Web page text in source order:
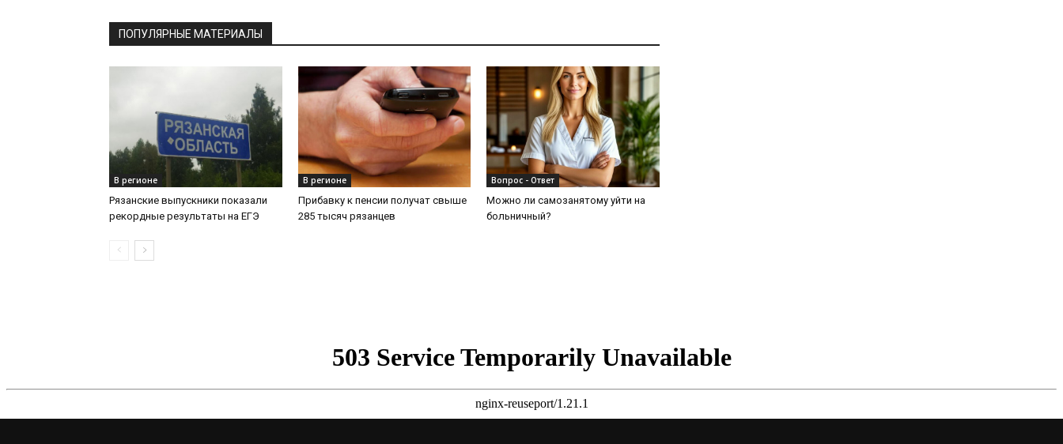
ПОПУЛЯРНЫЕ МАТЕРИАЛЫ
В регионе
Рязанские выпускники показали
рекордные результаты на ЕГЭ
В регионе
Прибавку к пенсии получат свыше
285 тысяч рязанцев
Вопрос - Ответ
Можно ли самозанятому уйти на
больничный?